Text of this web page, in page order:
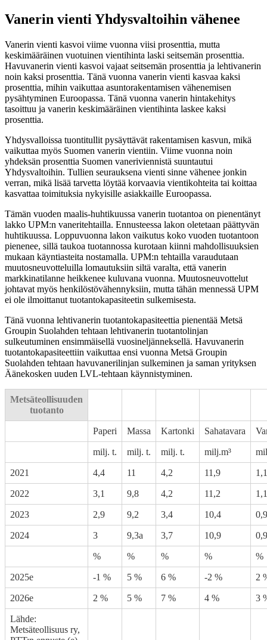
Vanerin vienti Yhdysvaltoihin vähenee
Vanerin vienti kasvoi viime vuonna viisi prosenttia, mutta
keskimääräinen vuotuinen vientihinta laski seitsemän prosenttia.
Havuvanerin vienti kasvoi vajaat seitsemän prosenttia ja lehtivanerin
noin kaksi prosenttia. Tänä vuonna vanerin vienti kasvaa kaksi
prosenttia, mihin vaikuttaa asuntorakentamisen vähenemisen
pysähtyminen Euroopassa. Tänä vuonna vanerin hintakehitys
tasoittuu ja vanerin keskimääräinen vientihinta laskee kaksi
prosenttia.
Yhdysvalloissa tuontitullit pysäyttävät rakentamisen kasvun, mikä
vaikuttaa myös Suomen vanerin vientiin. Viime vuonna noin
yhdeksän prosenttia Suomen vaneriviennistä suuntautui
Yhdysvaltoihin. Tullien seurauksena vienti sinne vähenee jonkin
verran, mikä lisää tarvetta löytää korvaavia vientikohteita tai koittaa
kasvattaa toimituksia nykyisille asiakkaille Euroopassa.
Tämän vuoden maalis-huhtikuussa vanerin tuotantoa on pienentänyt
lakko UPM:n vaneritehtailla. Ennusteessa lakon oletetaan päättyvän
huhtikuussa. Loppuvuonna lakon vaikutus koko vuoden tuotantoon
pienenee, sillä taukoa tuotannossa kurotaan kiinni mahdollisuuksien
mukaan käyntiasteita nostamalla. UPM:n tehtailla varaudutaan
muutosneuvotteluilla lomautuksiin siltä varalta, että vanerin
markkinatilanne heikkenee kuluvana vuonna. Muutosneuvottelut
johtavat myös henkilöstövähennyksiin, mutta tähän mennessä UPM
ei ole ilmoittanut tuotantokapasiteetin sulkemisesta.
Tänä vuonna lehtivanerin tuotantokapasiteettia pienentää Metsä
Groupin Suolahden tehtaan lehtivanerin tuotantolinjan
sulkeutuminen ensimmäisellä vuosineljänneksellä. Havuvanerin
tuotantokapasiteettiin vaikuttaa ensi vuonna Metsä Groupin
Suolahden tehtaan havuvanerilinjan sulkeminen ja saman yrityksen
Äänekosken uuden LVL-tehtaan käynnistyminen.
Metsäteollisuuden
tuotanto
Paperi Massa Kartonki Sahatavara
milj. t. milj. t. milj. t. milj.m³
2021 4,4 11 4,2 11,9 1,1
2022 3,1 9,8 4,2 11,2 1,1
2023 2,9 9,2 3,4 10,4 0,9
2024 3 9,3a 3,7 10,9 0,9
% % % % %
2025e -1 % 5 % 6 % -2 % 2
2026e 2 % 5 % 7 % 4 % 3
Lähde:
Metsäteollisuus ry,